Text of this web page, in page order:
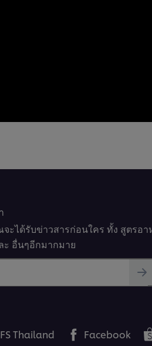
ะได้รับข่าวสารก่อนใคร ทั้ง สูตรอ
ะ อื่นๆอีกมากมาย
Thailand Facebook